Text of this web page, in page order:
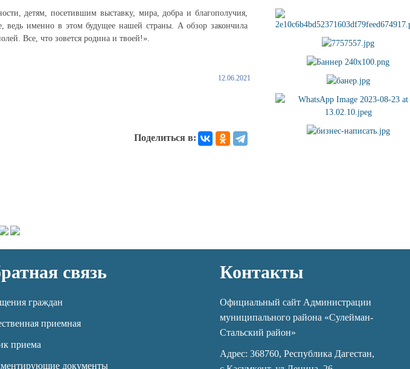
детям, посетившим выставку, мира, добра и благополучия,
именно в этом будущее нашей страны. А обзор закончила
Все, что зовется родина и твоей!».
12.06.2021
Поделиться в:
связь
граждан
приемная
приема
документы
Контакты
Официальный сайт Администрации
муниципального района «Сулейман-
Стальский район»
Адрес: 368760, Республика Дагестан,